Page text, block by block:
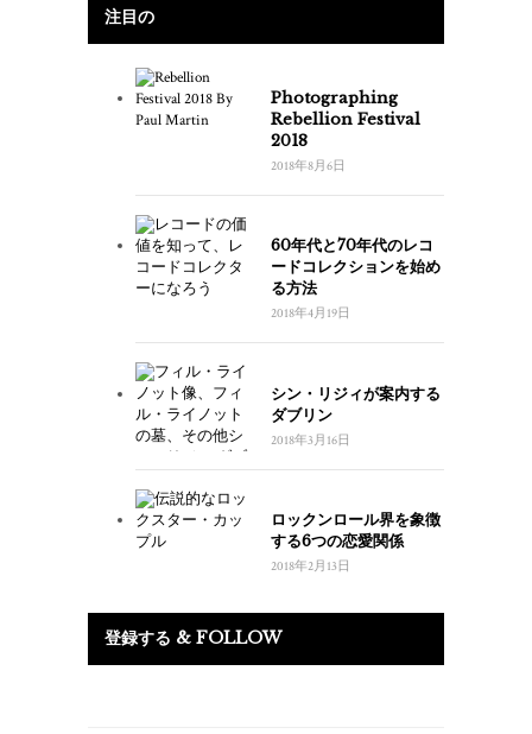
注目の
Photographing
Rebellion Festival
2018
2018年8月6日
60年代と70年代のレコ
ードコレクションを始め
る方法
2018年4月19日
シン・リジィが案内する
ダブリン
2018年3月16日
ロックンロール界を象徴
する6つの恋愛関係
2018年2月13日
登録する & FOLLOW